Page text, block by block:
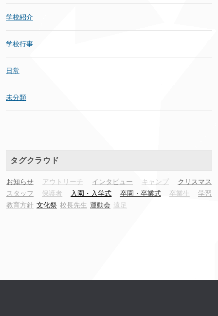
学校紹介
学校行事
日常
未分類
タグクラウド
お知らせ アウトリーチ インタビュー キャンプ
クリスマス
スタッフ
保護者 入園・入学式 卒園・卒業式 卒業生
学習
教育方針 文化祭 校長先生 運動会 遠足